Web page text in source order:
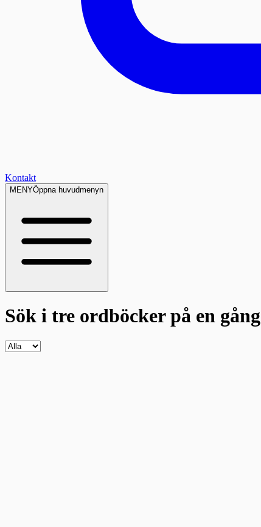
Kontakt
MENYÖppna huvudmenyn
Sök i tre ordböckerpå en gång